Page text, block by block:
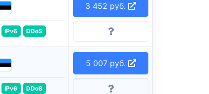
IPv6 DDoS
3 452 руб.
IPv6 DDoS
5 007 руб.